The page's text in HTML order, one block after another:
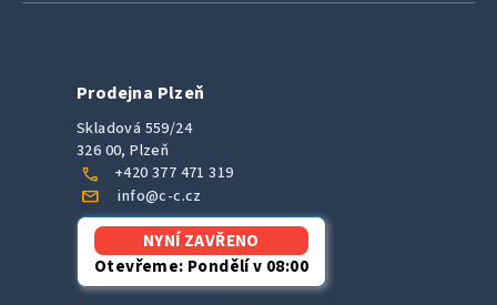
Prodejna Plzeň
Skladová 559/24
326 00, Plzeň
call +420 377 471 319
mail info@c-c.cz
NYNÍ ZAVŘENO
Otevřeme: Pondělí v 08:00